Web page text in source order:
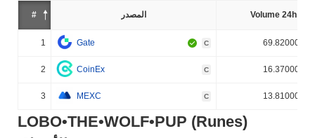
# المصدر Volume 24h (%)
1 Gate C 69.820000%
2 CoinEx C 16.370000%
3 MEXC C 13.810000%
LOBO•THE•WOLF•PUP (Runes)